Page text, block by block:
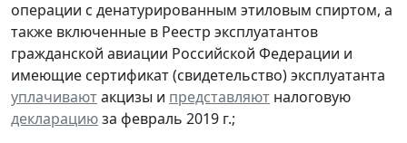
операции с денатурированным этиловым спиртом, а
также включенные в Реестр эксплуатантов
гражданской авиации Российской Федерации и
имеющие сертификат (свидетельство) эксплуатанта
уплачиваютакцизы и представляют налоговую
декларациюза февраль 2019 г.;